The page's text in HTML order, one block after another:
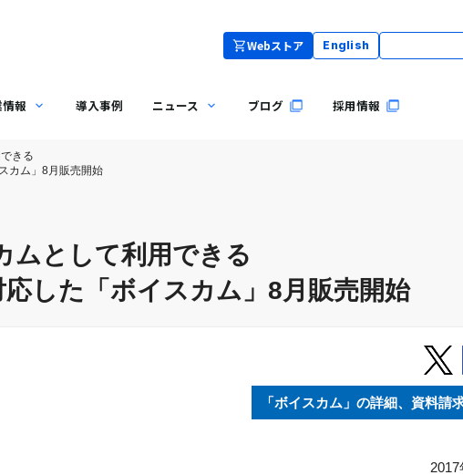
Webストア English
報 導入事例 ニュース ブログ 採用情報
きる
カム」8月販売開始
ムとして利用できる
した「ボイスカム」8月販売開始
「ボイスカム」の詳細、資料請
2017